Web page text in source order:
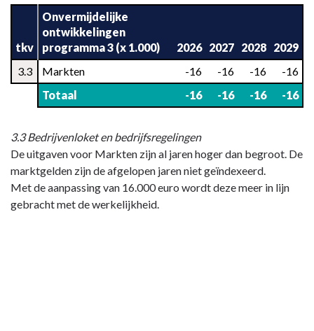
navigatie
Programma
ontwikkelingen
tkv
Onvermijdelijke
ontwikkelingen
programma 3 (x 1.000)
2026 2027 2028 2029
3.3
Markten -16 -16 -16
-16
Totaal
-16 -16 -16 -16
3.3 Bedrijvenloket en bedrijfsregelingen
De uitgaven voor Markten zijn al jaren hoger dan begroot. De
marktgelden zijn de afgelopen jaren niet geïndexeerd.
Met de aanpassing van 16.000 euro wordt deze meer in lijn
gebracht met de werkelijkheid.